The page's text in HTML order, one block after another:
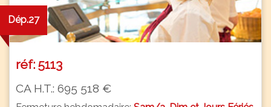
Dép.27
réf: 5113
CA H.T.: 695 518 €